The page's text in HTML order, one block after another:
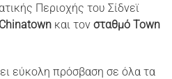
Περιοχής του Σίδνεϊ
Chinatown και τον σταθμό Town
εύκολη πρόσβαση σε όλα τα